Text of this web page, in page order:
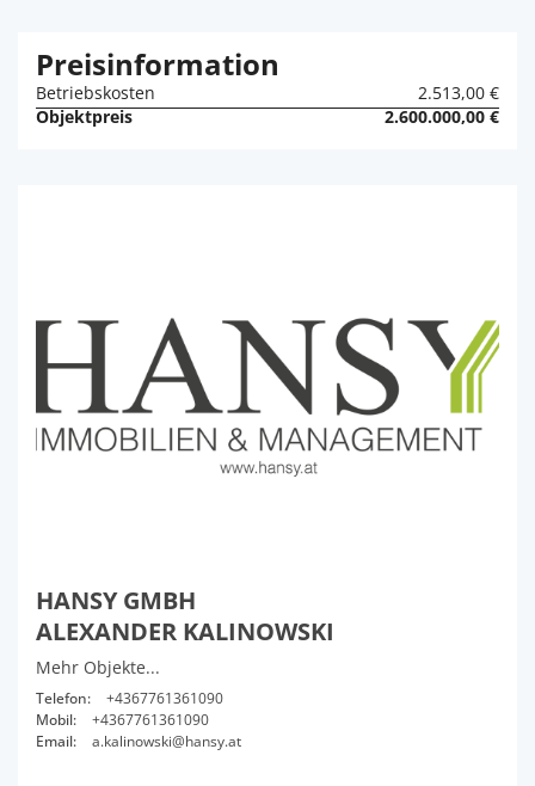
HANSY GMBH
ALEXANDER KALINOWSKI
Mehr Objekte...
Telefon:
+4367761361090
Mobil:
+4367761361090
Email:
a.kalinowski@hansy.at
Preisinformation
Betriebskosten
2.513,00 €
Objektpreis
2.600.000,00 €